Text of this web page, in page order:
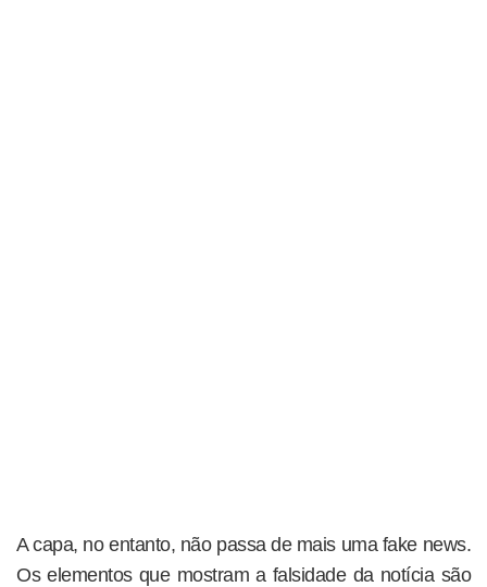
A capa, no entanto, não passa de mais uma fake news.
Os elementos que mostram a falsidade da notícia são